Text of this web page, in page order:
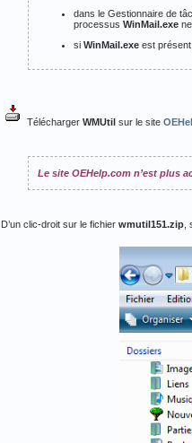
dans le Gestionnaire de
processus WinMail.exe
si WinMail.exe est
Télécharger WMUtil sur le site
Le site OEHelp.com n’est plus
D’un clic-droit sur le fichier wmutil151.zip